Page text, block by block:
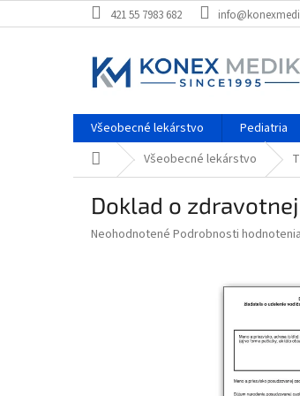
na
421 55 7983 682
Všeobecné lekárstvo Pediatria
DomovVšeobecné lekárstvo
Doklad o
Priemerné
Neohodnotené Podrobnosti hodnotenia